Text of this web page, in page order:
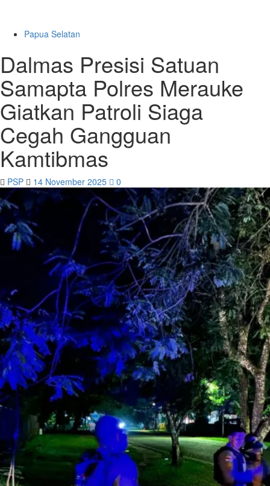
Papua Selatan
Dalmas Presisi Satuan
Samapta Polres Merauke
Giatkan Patroli Siaga
Cegah Gangguan
Kamtibmas
PSP 14 November 2025 0